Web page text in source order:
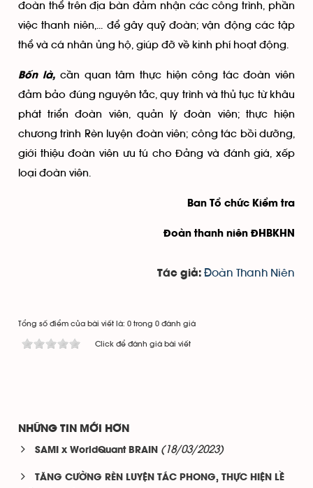
đoàn thể trên địa bàn đảm nhận các công trình, phần
việc thanh niên,... để gây quỹ đoàn; vận động các tập
thể và cá nhân ủng hộ, giúp đỡ về kinh phí hoạt động.
Bốn là,cần quan tâm thực hiện công tác đoàn viên
đảm bảo đúng nguyên tắc, quy trình và thủ tục từ khâu
phát triển đoàn viên, quản lý đoàn viên; thực hiện
chương trình Rèn luyện đoàn viên; công tác bồi dưỡng,
giới thiệu đoàn viên ưu tú cho Đảng và đánh giá, xếp
loại đoàn viên.
Ban Tổ chức Kiểm tra
Đoàn thanh niên ĐHBKHN
Tác giả: Đoàn Thanh Niên
Tổng số điểm của bài viết là: 0 trong 0 đánh giá
Click để đánh giá bài viết
NHỮNG TIN MỚI HƠN
SAMI x WorldQuant BRAIN (18/03/2023)
TĂNG CƯỜNG RÈN LUYỆN TÁC PHONG, THỰC HIỆN LỀ